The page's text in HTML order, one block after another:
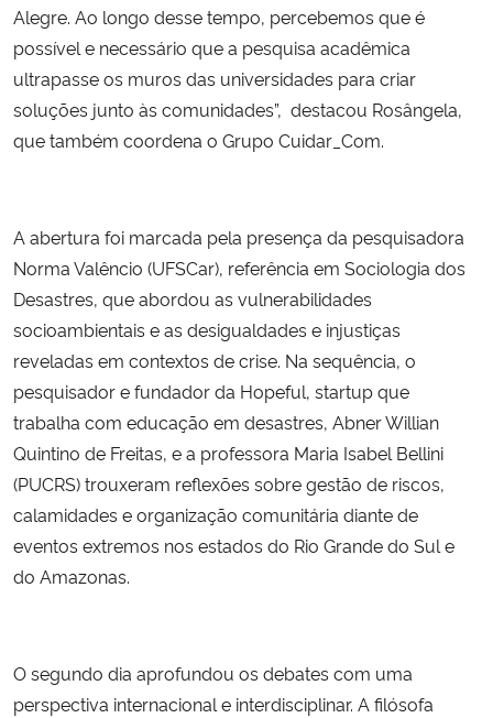
Alegre. Ao longo desse tempo, percebemos que é
possível e necessário que a pesquisa acadêmica
ultrapasse os muros das universidades para criar
soluções junto às comunidades”, destacou Rosângela,
que também coordena o Grupo Cuidar_Com.
A abertura foi marcada pela presença da pesquisadora
Norma Valêncio (UFSCar), referência em Sociologia dos
Desastres, que abordou as vulnerabilidades
socioambientais e as desigualdades e injustiças
reveladas em contextos de crise. Na sequência, o
pesquisador e fundador da Hopeful, startup que
trabalha com educação em desastres, Abner Willian
Quintino de Freitas, e a professora Maria Isabel Bellini
(PUCRS) trouxeram reflexões sobre gestão de riscos,
calamidades e organização comunitária diante de
eventos extremos nos estados do Rio Grande do Sul e
do Amazonas.
O segundo dia aprofundou os debates com uma
perspectiva internacional e interdisciplinar. A filósofa